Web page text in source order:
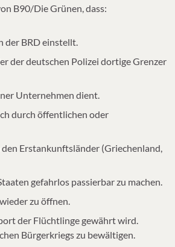
B90/Die Grünen, dass:
der BRD einstellt.
der deutschen Polizei dortige Grenzer
Unternehmen dient.
durch öffentlichen oder
Erstankunftsländer (Griechenland,
gefahrlos passierbar zu machen.
zu öffnen.
der Flüchtlinge gewährt wird.
Bürgerkriegs zu bewältigen.